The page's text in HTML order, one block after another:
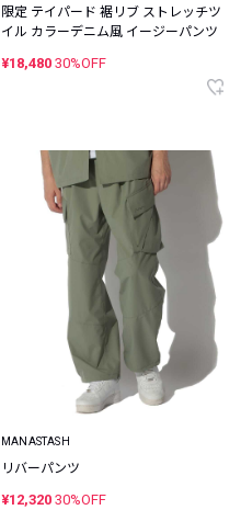
限定 テイパード 裾リブ ストレッチツ
イル カラーデニム風 イージーパンツ
¥18,480 30%OFF
MANASTASH
リバーパンツ
¥12,320 30%OFF